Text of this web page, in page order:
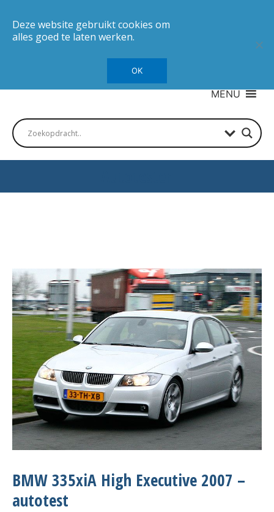
MENU
BMW 335xiA High Executive 2007 –
autotest
Deze website gebruikt cookies om
alles goed te laten werken.
OK